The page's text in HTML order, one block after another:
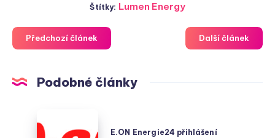
Štítky: Lumen Energy
Předchozí článek Další článek
Podobné články
Energie24
E.ON Energie24 přihlášení